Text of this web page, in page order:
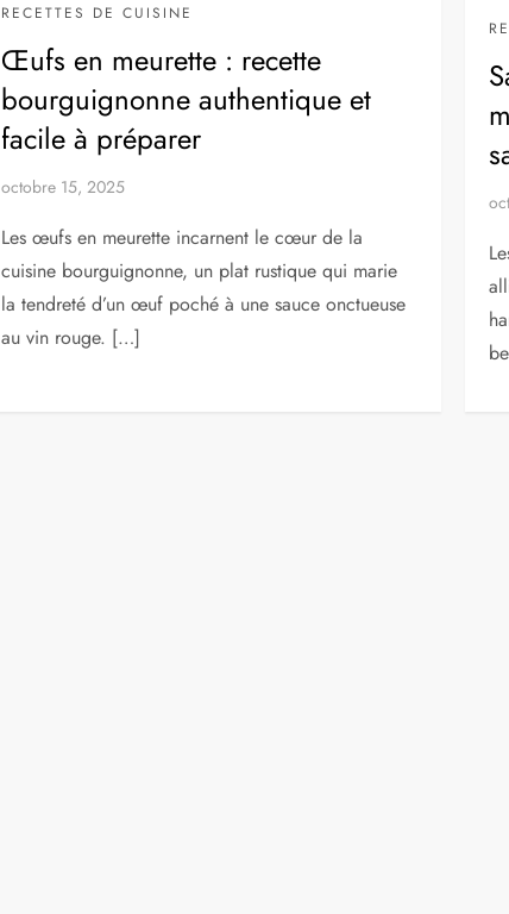
RECETTES DE CUISINE
Œufs en meurette : recette
bourguignonne authentique et
facile à préparer
octobre 15, 2025
Les œufs en meurette incarnent le cœur de la
cuisine bourguignonne, un plat rustique qui marie
la tendreté d’un œuf poché à une sauce onctueuse
au vin rouge. […]